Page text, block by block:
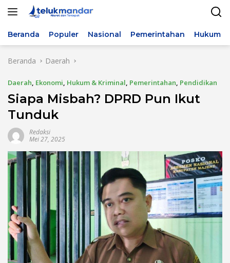
Beranda Populer Nasional Pemerintahan Hukum
Beranda Daerah
Daerah, Ekonomi, Hukum & Kriminal, Pemerintahan, Pendidikan
Siapa Misbah? DPRD Pun Ikut
Tunduk
Redaksi
Mei 27, 2025